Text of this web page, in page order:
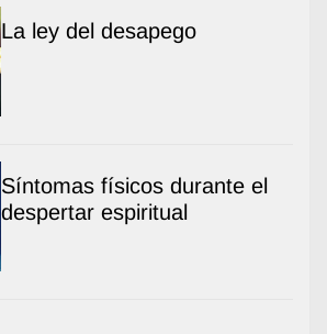
La ley del desapego
Síntomas físicos durante el
despertar espiritual